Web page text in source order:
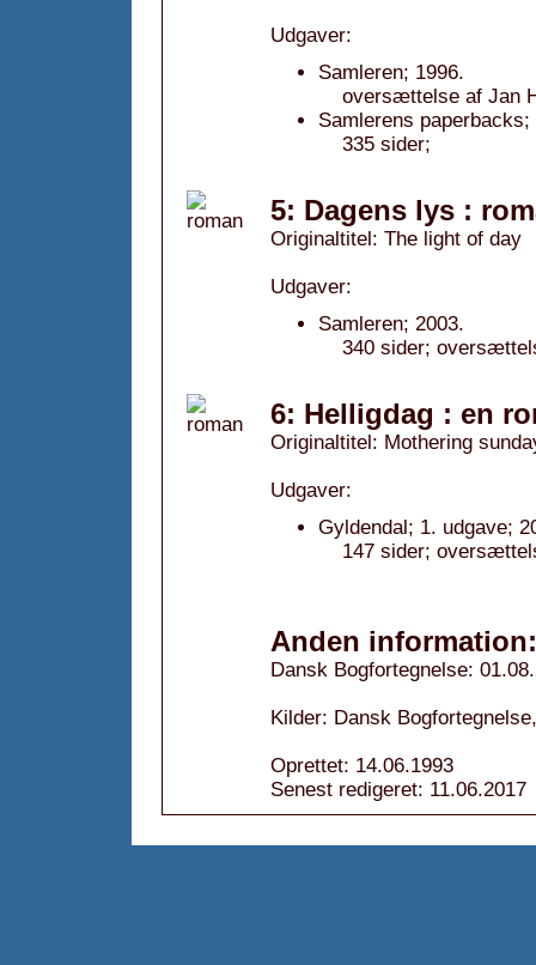
Udgaver:
Samleren; 1996.
oversættelse af Jan
Samlerens paperbacks;
335 sider;
5: Dagens lys :
Originaltitel: The light of day
Udgaver:
Samleren; 2003.
340 sider;
6: Helligdag : en
Originaltitel: Mothering
Udgaver:
Gyldendal; 1. udgave;
147 sider;
Anden information:
Dansk Bogfortegnelse:
Kilder: Dansk
Oprettet: 14.06.1993
Senest redigeret: 11.06.2017